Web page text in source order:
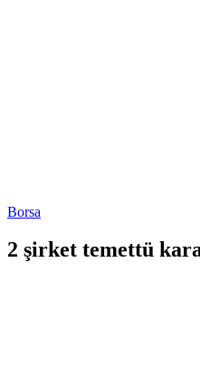
Borsa
2 şirket temettü